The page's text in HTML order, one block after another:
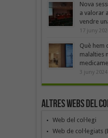
Nova
a valorar
vendre
17 juny
Què hem
malalties
3 juny 2024
Altres webs del
Web del col·legi
Web de col·legiats